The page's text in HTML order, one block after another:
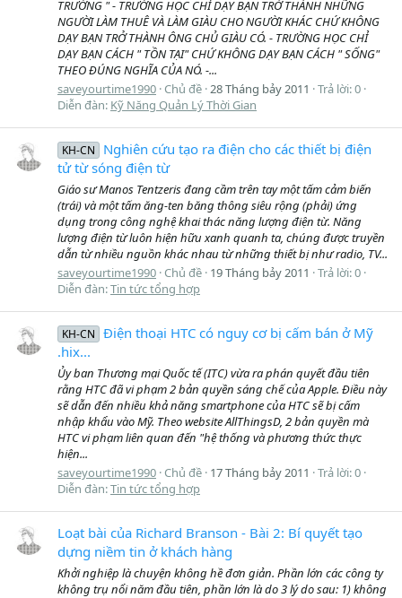
TRƯỜNG " - TRƯỜNG HỌC CHỈ DẠY BẠN TRỞ THÀNH NHỮNG
NGƯỜI LÀM THUÊ VÀ LÀM GIÀU CHO NGƯỜI KHÁC CHỨ KHÔNG
DẠY BẠN TRỞ THÀNH ÔNG CHỦ GIÀU CÓ. - TRƯỜNG HỌC CHỈ
DẠY BẠN CÁCH " TỒN TẠI" CHỨ KHÔNG DẠY BẠN CÁCH " SỐNG"
THEO ĐÚNG NGHĨA CỦA NÓ. -...
saveyourtime1990 Chủ đề 28 Tháng bảy 2011
Trả lời: 0
Diễn đàn: Kỹ Năng Quản Lý Thời Gian
KH-CN
Nghiên cứu tạo ra điện cho các thiết bị điện
tử từ sóng điện từ
Giáo sư Manos Tentzeris đang cầm trên tay một tấm cảm biến
(trái) và một tấm ăng-ten băng thông siêu rộng (phải) ứng
dụng trong công nghệ khai thác năng lượng điện từ. Năng
lượng điện từ luôn hiện hữu xanh quanh ta, chúng được truyền
dẫn từ nhiều nguồn khác nhau từ những thiết bị như radio, TV...
saveyourtime1990 Chủ đề 19 Tháng bảy 2011
Trả lời: 0
Diễn đàn:Tin tức tổng hợp
KH-CN
Điện thoại HTC có nguy cơ bị cấm bán ở Mỹ
.hix...
Ủy ban Thương mại Quốc tế (ITC) vừa ra phán quyết đầu tiên
rằng HTC đã vi phạm 2 bản quyền sáng chế của Apple. Điều này
sẽ dẫn đến nhiều khả năng smartphone của HTC sẽ bị cấm
nhập khẩu vào Mỹ. Theo website AllThingsD, 2 bản quyền mà
HTC vi phạm liên quan đến "hệ thống và phương thức thực
hiện...
saveyourtime1990 Chủ đề 17 Tháng bảy 2011
Trả lời: 0
Diễn đàn:Tin tức tổng hợp
Loạt bài của Richard Branson - Bài 2: Bí quyết tạo
dựng niềm tin ở khách hàng
Khởi nghiệp là chuyện không hề đơn giản. Phần lớn các công ty
không trụ nổi năm đầu tiên, phần lớn là do 3 lý do sau: 1) không